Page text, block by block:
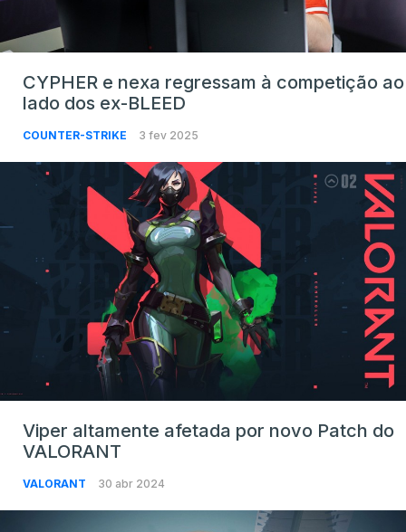
CYPHER e nexa regressam à competição ao
lado dos ex-BLEED
COUNTER-STRIKE 3 fev 2025
Viper altamente afetada por novo Patch do
VALORANT
VALORANT 30 abr 2024